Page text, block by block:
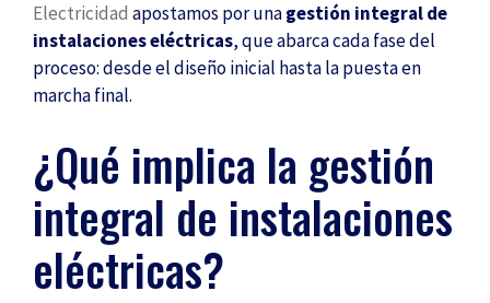
Electricidad apostamos por unagestión integral de
instalaciones eléctricas, que abarca cada fase del
proceso: desde el diseño inicial hasta la puesta en
marcha final.
¿Qué implica la gestión
integral de instalaciones
eléctricas?